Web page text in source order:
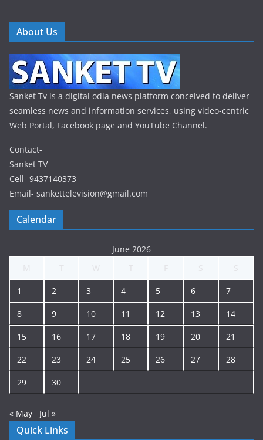
About Us
Sanket Tv is a digital odia news platform conceived to deliver
seamless news and information services, using video-centric
Web Portal, Facebook page and YouTube Channel.
Contact-
Sanket TV
Cell- 9437140373
Email- sankettelevision@gmail.com
Calendar
June 2026
1 2 3 4 5 6 7
8 9 10 11 12 13 14
15 16 17 18 19 20 21
22 23 24 25 26 27 28
29 30
« May Jul »
Quick Links